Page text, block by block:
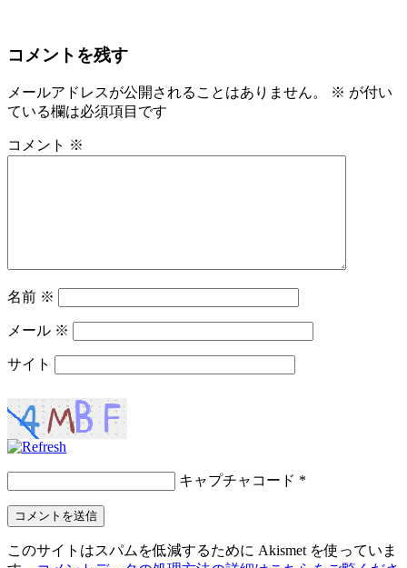
コメントを残す
メールアドレスが公開されることはありません。 ※ が付い
ている欄は必須項目です
コメント ※
名前 ※
メール ※
サイト
キャプチャコード *
このサイトはスパムを低減するために Akismet を使っていま